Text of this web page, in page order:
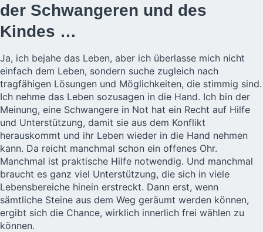
der Schwangeren und des
Kindes …
Ja, ich bejahe das Leben, aber ich überlasse mich nicht
einfach dem Leben, sondern suche zugleich nach
tragfähigen Lösungen und Möglichkeiten, die stimmig sind.
Ich nehme das Leben sozusagen in die Hand. Ich bin der
Meinung, eine Schwangere in Not hat ein Recht auf Hilfe
und Unterstützung, damit sie aus dem Konflikt
herauskommt und ihr Leben wieder in die Hand nehmen
kann. Da reicht manchmal schon ein offenes Ohr.
Manchmal ist praktische Hilfe notwendig. Und manchmal
braucht es ganz viel Unterstützung, die sich in viele
Lebensbereiche hinein erstreckt. Dann erst, wenn
sämtliche Steine aus dem Weg geräumt werden können,
ergibt sich die Chance, wirklich innerlich frei wählen zu
können.